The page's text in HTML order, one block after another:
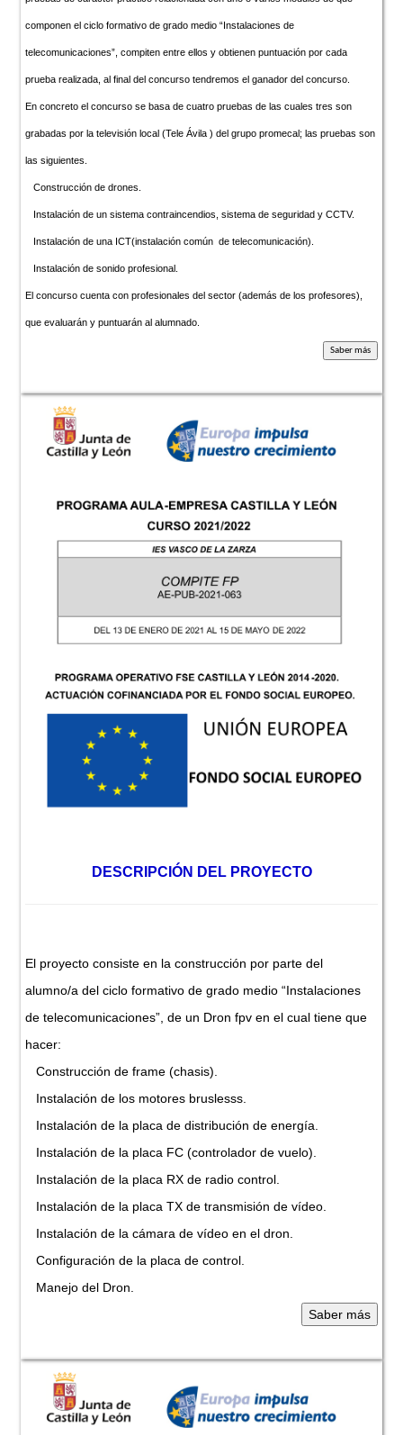
componen el ciclo formativo de grado medio “Instalaciones de
telecomunicaciones”, compiten entre ellos y obtienen puntuación por cada
prueba realizada, al final del concurso tendremos el ganador del concurso.
En concreto el concurso se basa de cuatro pruebas de las cuales tres son
grabadas por la televisión local (Tele Ávila ) del grupo promecal; las pruebas son
las siguientes.
Construcción de drones.
Instalación de un sistema contraincendios, sistema de seguridad y CCTV.
Instalación de una ICT(instalación común de telecomunicación).
Instalación de sonido profesional.
El concurso cuenta con profesionales del sector (además de los profesores),
que evaluarán y puntuarán al alumnado.
DESCRIPCIÓN DEL PROYECTO
El proyecto consiste en la construcción por parte del
alumno/a del ciclo formativo de grado medio “Instalaciones
de telecomunicaciones”, de un Dron fpv en el cual tiene que
hacer:
Construcción de frame (chasis).
Instalación de los motores bruslesss.
Instalación de la placa de distribución de energía.
Instalación de la placa FC (controlador de vuelo).
Instalación de la placa RX de radio control.
Instalación de la placa TX de transmisión de vídeo.
Instalación de la cámara de vídeo en el dron.
Configuración de la placa de control.
Manejo del Dron.